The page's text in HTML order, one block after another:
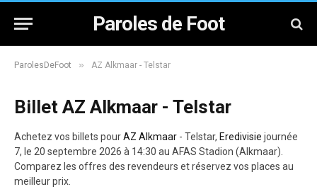
Paroles de Foot
ParolesDeFoot » AZ Alkmaar - Telstar
Billet AZ Alkmaar - Telstar
Achetez vos billets pourAZ Alkmaar - Telstar, Eredivisie journée
7, le 20 septembre 2026 à 14:30 au AFAS Stadion (Alkmaar).
Comparez les offres des revendeurs et réservez vos places au
meilleur prix.